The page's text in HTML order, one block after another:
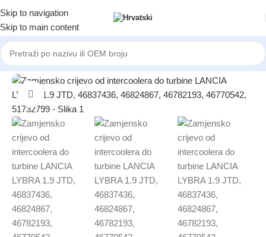
Skip to navigation
Skip to main content
Početna/AUTOMOBILI/LANCIA
Click to enlarge